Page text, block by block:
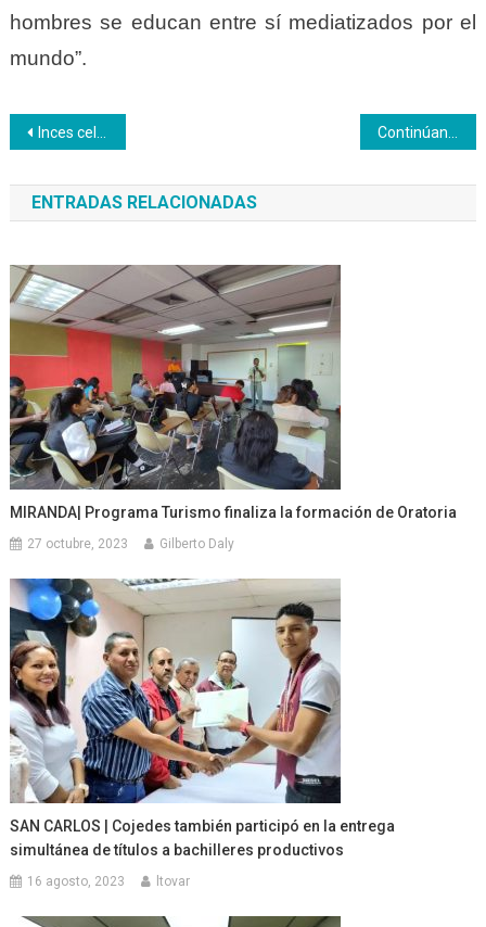
hombres se educan entre sí mediatizados por el
mundo”.
Navegación
de
entradas
Inces celebró la primera Jornada Nacional para la Transformación Curricular Continúan los Jueves Culturales en Café Galería Wadäka
ENTRADAS RELACIONADAS
MIRANDA| Programa Turismo finaliza la formación de Oratoria
27 octubre, 2023 Gilberto Daly
SAN CARLOS | Cojedes también participó en la entrega
simultánea de títulos a bachilleres productivos
16 agosto, 2023 ltovar